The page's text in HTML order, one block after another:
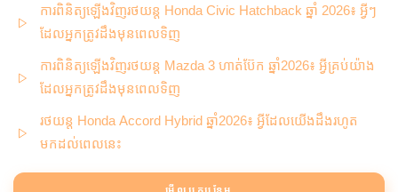
ការពិនិត្យឡើងវិញរថយន្ត Honda Civic Hatchback ឆ្នាំ 2026៖ អ្វីៗ
ដែលអ្នកត្រូវដឹងមុនពេលទិញ
ការពិនិត្យឡើងវិញរថយន្ត Mazda 3 ហាត់ប៊ែក ឆ្នាំ2026៖ អ្វីគ្រប់យ៉ាង
ដែលអ្នកត្រូវដឹងមុនពេលទិញ
រថយន្ត Honda Accord Hybrid ឆ្នាំ2026៖ អ្វីដែលយើងដឹងរហូត
មកដល់ពេលនេះ